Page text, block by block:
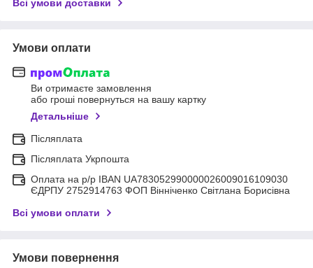
Всі умови доставки
Умови оплати
Ви отримаєте замовлення
або гроші повернуться на вашу картку
Детальніше
Післяплата
Післяплата Укрпошта
Оплата на р/р IBAN UA783052990000026009016109030
ЄДРПУ 2752914763 ФОП Вінніченко Світлана Борисівна
Всі умови оплати
Умови повернення